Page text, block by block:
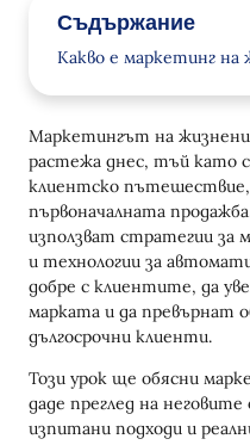
Съдържание
Какво е маркетинг на
5 основни етапа на
цикъл
Осведоменост
Разглеждане
Конверсия
Задържане
Адвокация
Как да изградите
жизнения цикъл
Маркетингът на
растежа днес, тъй като
клиентско пътешествие,
първоначалната
използват стратегии за
и технологии за
добре с клиентите, да
марката и да превърнат
дългосрочни клиенти.
Този урок ще обясни
даде преглед на
изпитани подходи и